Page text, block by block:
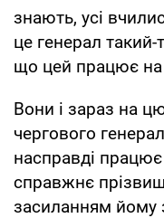
знають, усі
це генерал
що цей працює
Вони і зараз на
чергового
насправді
справжнє
засиланням йому